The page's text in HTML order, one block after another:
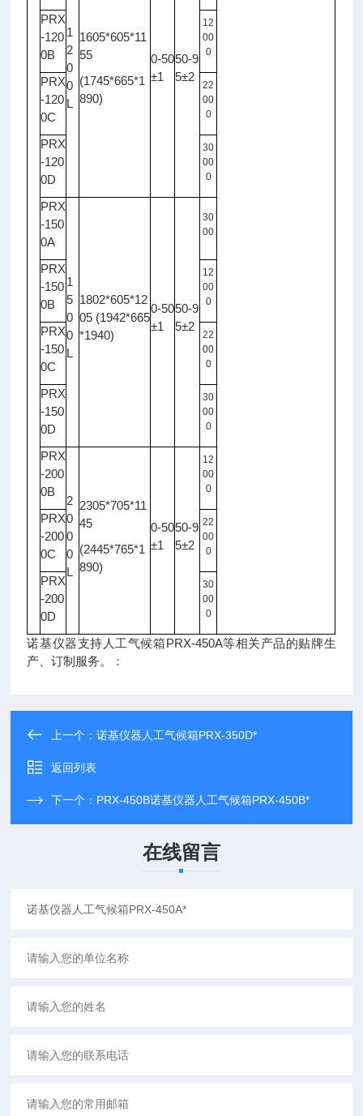
1
2
0
0
L
1605*605*11
55
(1745*665*1
890)
0-50
±1
50-9
5±2
PRX
-120
0B
12
00
0
PRX
-120
0C
22
00
0
PRX
-120
0D
30
00
0
PRX
-150
0A
1
5
0
0
L
1802*605*12
05 (1942*665
*1940)
0-50
±1
50-9
5±2
30
00
PRX
-150
0B
12
00
0
PRX
-150
0C
22
00
0
PRX
-150
0D
30
00
0
PRX
-200
0B
2
0
0
0
L
2305*705*11
45
(2445*765*1
890)
0-50
±1
50-9
5±2
12
00
0
PRX
-200
0C
22
00
0
PRX
-200
0D
30
00
0
诺基仪器支持人工气候箱PRX-450A等相关产品的贴牌生
产、订制服务。：
上一个：诺基仪器人工气候箱PRX-350D*
返回列表
下一个： PRX-450B诺基仪器人工气候箱PRX-450B*
在线留言